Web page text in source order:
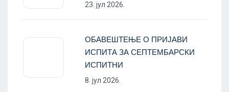
23. јул 2026.
ОБАВЕШТЕЊЕ О ПРИЈАВИ
ИСПИТА ЗА СЕПТЕМБАРСКИ
ИСПИТНИ
8. јул 2026.